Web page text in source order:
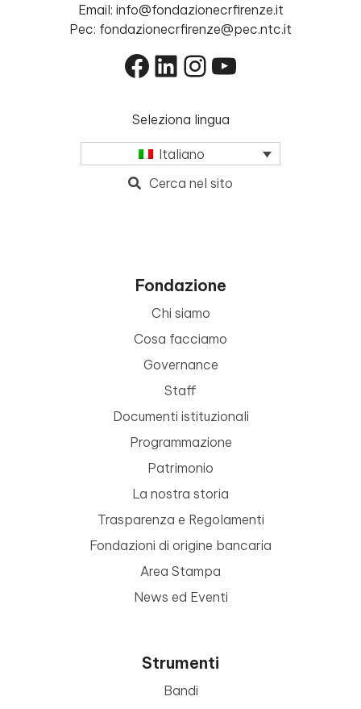
Email: info@fondazionecrfirenze.it
Pec: fondazionecrfirenze@pec.ntc.it
Facebook
LinkedIn
Instagram
YouTube
Seleziona lingua
Italiano
Cerca nel sito
Fondazione
Chi siamo
Cosa facciamo
Governance
Staff
Documenti istituzionali
Programmazione
Patrimonio
La nostra storia
Trasparenza e Regolamenti
Fondazioni di origine bancaria
Area Stampa
News ed Eventi
Strumenti
Bandi